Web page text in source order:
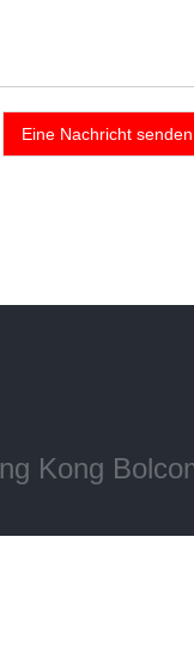
Eine Nachricht senden
Kong